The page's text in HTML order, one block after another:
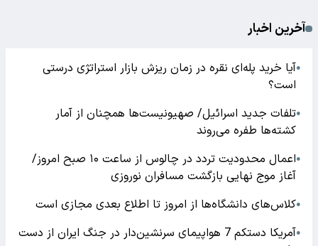
آخرین اخبار
●آیا خرید پله‌ای نقره در زمان ریزش بازار استراتژی درستی
است؟
●تلفات جدید اسرائیل/ صهیونیست‌ها همچنان از آمار
کشته‌ها طفره می‌روند
●
اعمال محدودیت تردد در چالوس از ساعت ۱۰ صبح امروز/
آغاز موج نهایی بازگشت مسافران نوروزی
●کلاس‌های دانشگاه‌ها از امروز تا اطلاع بعدی مجازی است
●
آمریکا دستکم 7 هواپیمای سرنشین‌دار در جنگ ایران از دست